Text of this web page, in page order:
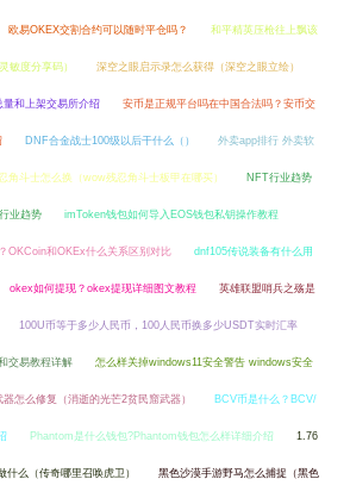
欧易OKEX交割合约可以随时平仓吗？ 和平精英压枪往上飘该
敏度分享码） 深空之眼启示录怎么获得（深空之眼立绘）
和上架交易所介绍 安币是正规平台吗在中国合法吗？安币交
DNF合金战士100级以后干什么（） 外卖app排行 外卖软
角斗士怎么换（wow残忍角斗士板甲在哪买） NFT行业趋势
业趋势 imToken钱包如何导入EOS钱包私钥操作教程
OKCoin和OKEx什么关系区别对比 dnf105传说装备有什么用
okex如何提现？okex提现详细图文教程 英雄联盟哨兵之殇是
100U币等于多少人民币，100人民币换多少USDT实时汇率
交易教程详解 怎么样关掉windows11安全警告 windows安全
怎么修复（消逝的光芒2贫民窟武器） BCV币是什么？BCV/
Phantom是什么钱包?Phantom钱包怎么样详细介绍 1.76
么（传奇哪里召唤虎卫） 黑色沙漠手游野马怎么捕捉（黑色